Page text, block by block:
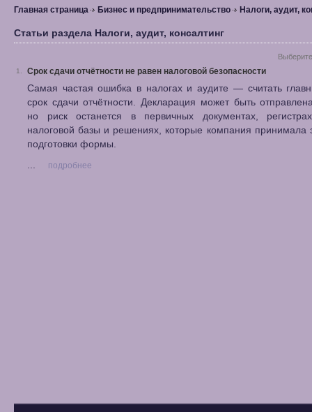
Главная страница Бизнес и предпринимательство Налоги, аудит,
Статьи раздела Налоги, аудит, консалтинг
1. Срок сдачи отчётности не равен налоговой безопасности
Самая частая ошибка в налогах и аудите — считать
срок сдачи отчётности. Декларация может быть
но риск останется в первичных документах,
налоговой базы и решениях, которые компания принимала
подготовки формы.
...
подробнее